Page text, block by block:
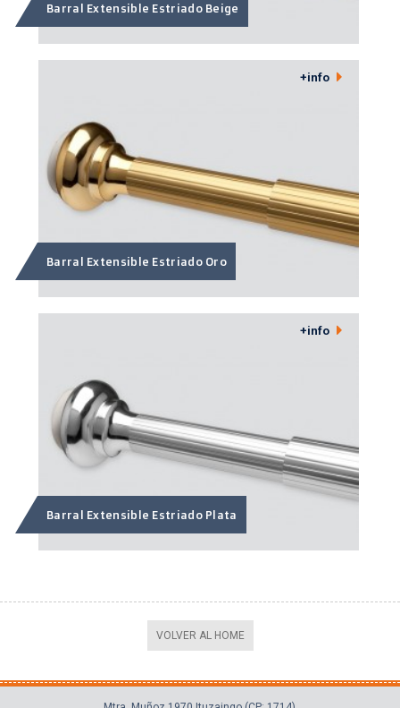
Barral Extensible Estriado Beige
Barral Extensible Estriado Oro
+info
Barral Extensible Estriado Plata
+info
VOLVER AL HOME